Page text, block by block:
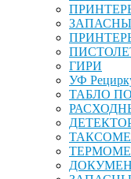
ГИРИ
УФ
ТАБЛО